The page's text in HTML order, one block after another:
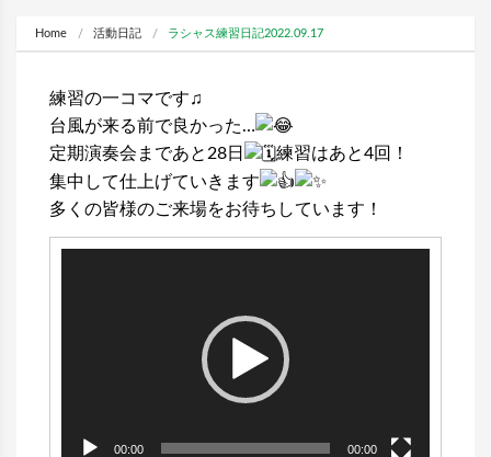
Home 活動日記 ラシャス練習日記2022.09.17
練習の一コマです♫
台風が来る前で良かった…
定期演奏会まであと28日
練習はあと4回！
集中して仕上げていきます
多くの皆様のご来場をお待ちしています！
00:00 00:00